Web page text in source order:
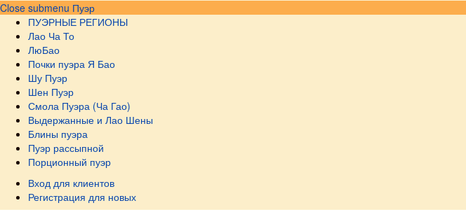
Close submenu Пуэр
ПУЭРНЫЕ РЕГИОНЫ
Лао Ча То
ЛюБао
Почки пуэра Я Бао
Шу Пуэр
Шен Пуэр
Смола Пуэра (Ча Гао)
Выдержанные и Лао Шены
Блины пуэра
Пуэр рассыпной
Порционный пуэр
Вход для клиентов
Регистрация для новых